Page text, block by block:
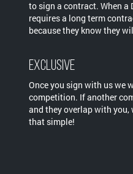
to sign a contract. When
requires a long term
because they know they
Exclusive
Once you sign with us we
competition. If another
and they overlap with you,
that simple!